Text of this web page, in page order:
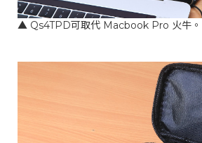
▲ Qs4TPD可取代 Macbook Pro 火牛。